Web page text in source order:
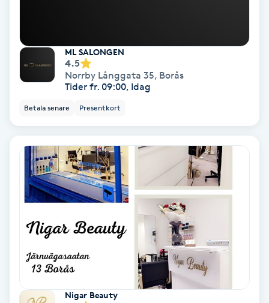
PRP (Platelet Rich Plasma)
Psoriasis
Reflexologi
ML SALONGEN
4.5
Norrby Långgata 35, Borås
Tider fr. 09:00, Idag
Betala senare Presentkort
Nigar Beauty